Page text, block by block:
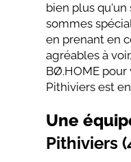
bien plus
sommes
en prenant en
agréables à
BØ.HOME
Pithiviers est
Une
Pithiviers